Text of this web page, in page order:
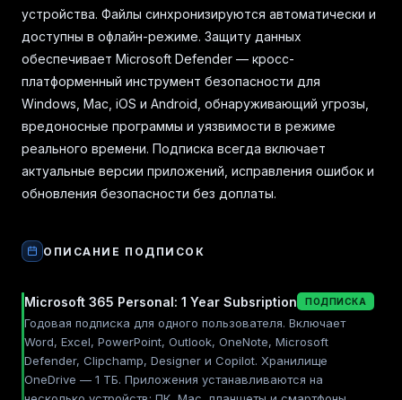
устройства. Файлы синхронизируются автоматически и
доступны в офлайн-режиме. Защиту данных
обеспечивает Microsoft Defender — кросс-
платформенный инструмент безопасности для
Windows, Mac, iOS и Android, обнаруживающий угрозы,
вредоносные программы и уязвимости в режиме
реального времени. Подписка всегда включает
актуальные версии приложений, исправления ошибок и
обновления безопасности без доплаты.
ОПИСАНИЕ ПОДПИСОК
Microsoft 365 Personal: 1 Year Subsription ПОДПИСКА
Годовая подписка для одного пользователя. Включает
Word, Excel, PowerPoint, Outlook, OneNote, Microsoft
Defender, Clipchamp, Designer и Copilot. Хранилище
OneDrive — 1 ТБ. Приложения устанавливаются на